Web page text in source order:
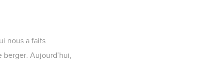
nous a faits.
Aujourd’hui,